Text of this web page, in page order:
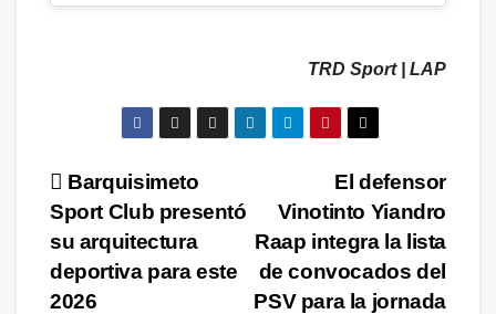
TRD Sport | LAP
Navegación
de
entradas
El defensor
Vinotinto Yiandro
Raap integra la lista
de convocados del
PSV para la jornada
Barquisimeto
Sport Club presentó
su arquitectura
deportiva para este
2026